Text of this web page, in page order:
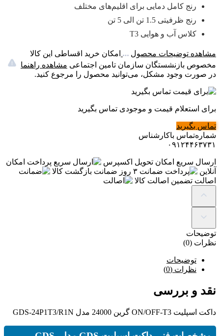
رنج کامل دمایی برای اقلیم‌های مختلف
رنج ظرفیتی 1.5 تن الی 5 تن
کلاس آب و هوایی T3
مشاهده توضیحات محصول
امکان خرید اقساطی این کالا
مخصوص بازنشستگان سازمان تامین اجتماعی مشاهده راهنما
در صورت وجود مشکل، می‌توانید محصول را مرجوع کنید.
برای استعلام قیمت و موجودی تماس بگیرید
تماس بگیرید
شماره‌تماس‌ با‌کارشناس
۰۹۱۲۴۴۶۳۷۳۱
ارسال سریع امکان تحویل اکسپرس پرداخت امکان
آنلاین
ضمانت ۳ روز ضمانت بازگشت کالا
اصالت تضمین اصالت کالا
توضیحات
نظرات (0)
توضیحات
نظرات (0)
نقد و بررسی
داکت اسپلیت ON/OFF-T3 گرین 24000 مدل GDS-24P1T3/R1N